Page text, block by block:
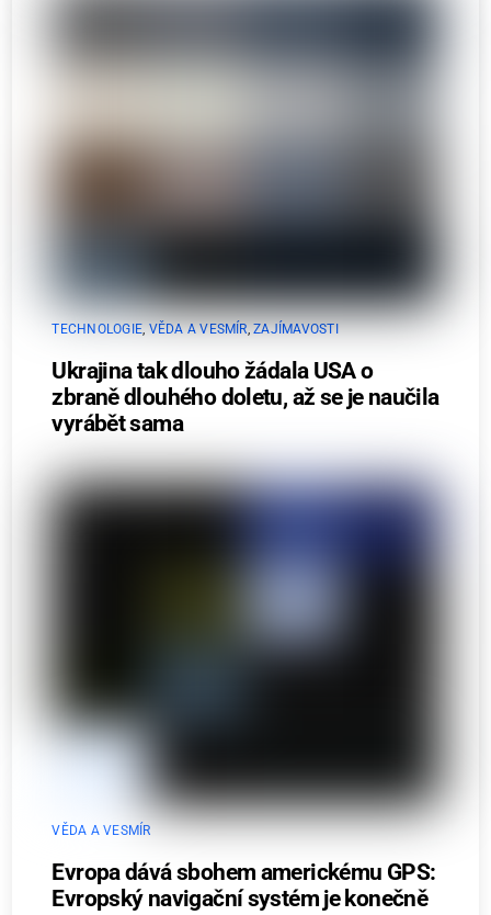
TECHNOLOGIE, VĚDA A VESMÍR,ZAJÍMAVOSTI
Ukrajina tak dlouho žádala USA o
zbraně dlouhého doletu, až se je naučila
vyrábět sama
VĚDA A VESMÍR
Evropa dává sbohem americkému GPS:
Evropský navigační systém je konečně